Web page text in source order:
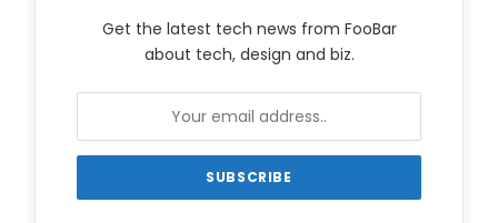
Get the latest tech news from FooBar
about tech, design and biz.